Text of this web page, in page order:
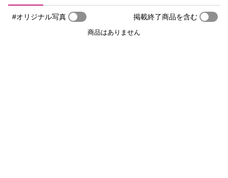
#オリジナル写真 掲載終了商品を含む
商品はありません